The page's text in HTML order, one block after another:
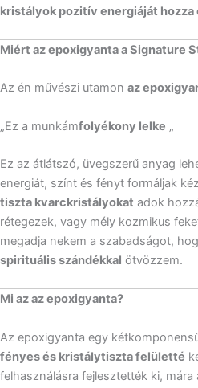
kristályok pozitív energiáját hozza
Miért az epoxigyanta a Signature
Az én művészi utamon az
„Ez a munkámfolyékony lelke „
Ez az átlátszó, üvegszerű anyag
energiát, színt és fényt formáljak
tiszta kvarckristályokat adok
rétegezek, vagy mély kozmikus
megadja nekem a szabadságot,
spirituális szándékkal ötvözzem.
Mi az az epoxigyanta?
Az epoxigyanta egy
fényes és kristálytiszta felületté
felhasználásra fejlesztették ki,